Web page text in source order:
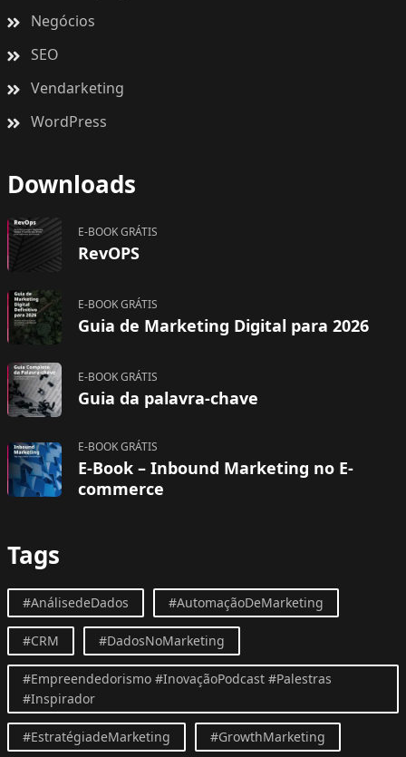
Negócios
SEO
Vendarketing
WordPress
Downloads
E-BOOK GRÁTIS
RevOPS
E-BOOK GRÁTIS
Guia de Marketing Digital para 2026
E-BOOK GRÁTIS
Guia da palavra-chave
E-BOOK GRÁTIS
E-Book – Inbound Marketing no E-
commerce
Tags
#AnálisedeDados #AutomaçãoDeMarketing
#CRM #DadosNoMarketing
#Empreendedorismo #InovaçãoPodcast #Palestras
#Inspirador
#EstratégiadeMarketing #GrowthMarketing